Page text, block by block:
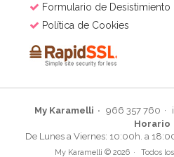
Formulario de Desistimiento
Política de Cookies
My Karamelli 966 357 760
Horario
De Lunes a Viernes: 10:00h. a
My Karamelli © 2026 Todos